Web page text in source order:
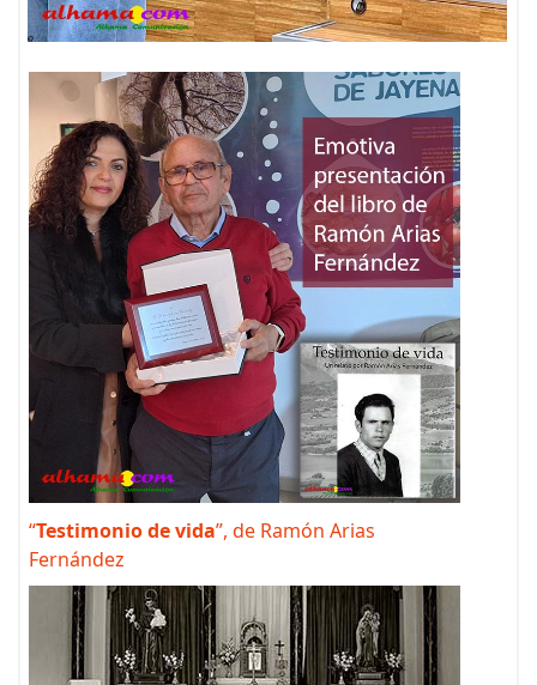
“Testimonio de vida”, de Ramón Arias
Fernández